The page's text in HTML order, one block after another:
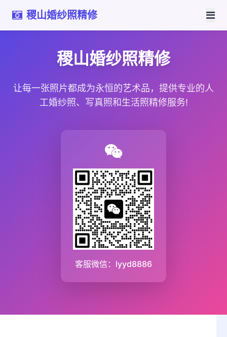
稷山婚纱照精修
稷山婚纱照精修
让每一张照片都成为永恒的艺术品，提供专业的人
工婚纱照、写真照和生活照精修服务!
客服微信：lyyd8886